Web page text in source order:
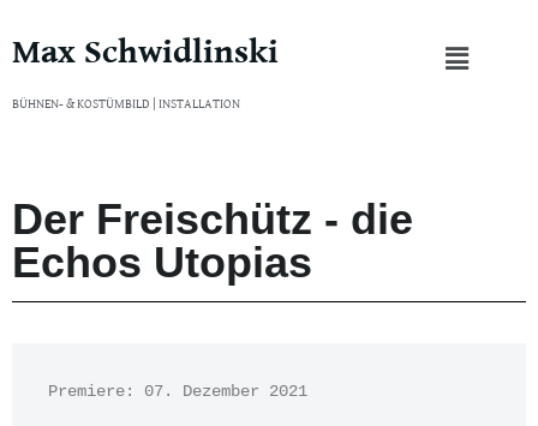
Zum
Inhalt
Max Schwidlinski
BÜHNEN- & KOSTÜMBILD | INSTALLATION
Der Freischütz - die
Echos Utopias
Premiere: 07. Dezember 2021